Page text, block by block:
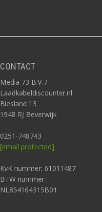
CONTACT
Media 73 B.V. /
Laadkabeldiscounter.nl
Biesland 13
1948 RJ Beverwijk
0251-748743
[email protected]
KvK nummer: 61011487
BTW nummer:
NL854164315B01